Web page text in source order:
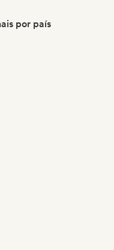
por país